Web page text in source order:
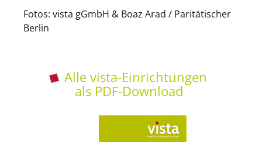
Fotos: vista gGmbH & Boaz Arad / Paritätischer
Berlin
Alle vista-Einrichtungen
als PDF-Download